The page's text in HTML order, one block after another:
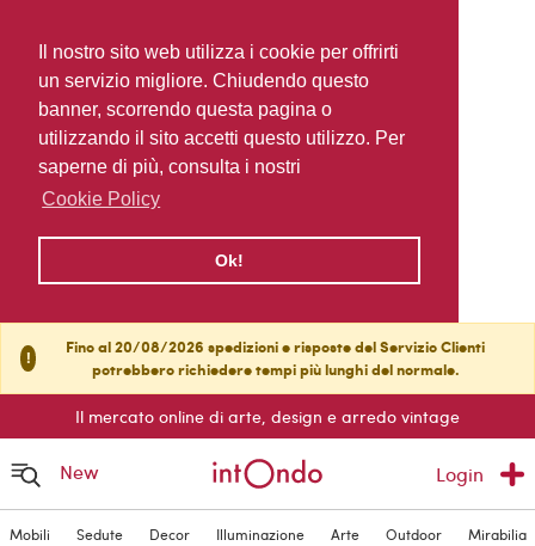
Il nostro sito web utilizza i cookie per offrirti
un servizio migliore. Chiudendo questo
banner, scorrendo questa pagina o
utilizzando il sito accetti questo utilizzo. Per
saperne di più, consulta i nostri
Cookie Policy
Ok!
!
Fino al 20/08/2026 spedizioni e risposte del Servizio Clienti
potrebbero richiedere tempi più lunghi del normale.
Il mercato online di arte, design e arredo vintage
New Login
Mobili Sedute Decor Illuminazione Arte Outdoor Mirabilia